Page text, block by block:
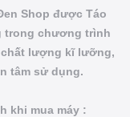
Shop được Táo
trong chương trình
lượng kĩ lưỡng,
tâm sử dụng.
khi mua máy :